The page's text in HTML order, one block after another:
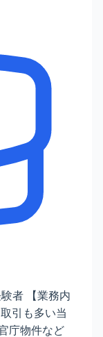
者 【業務内
引も多い当
庁物件など